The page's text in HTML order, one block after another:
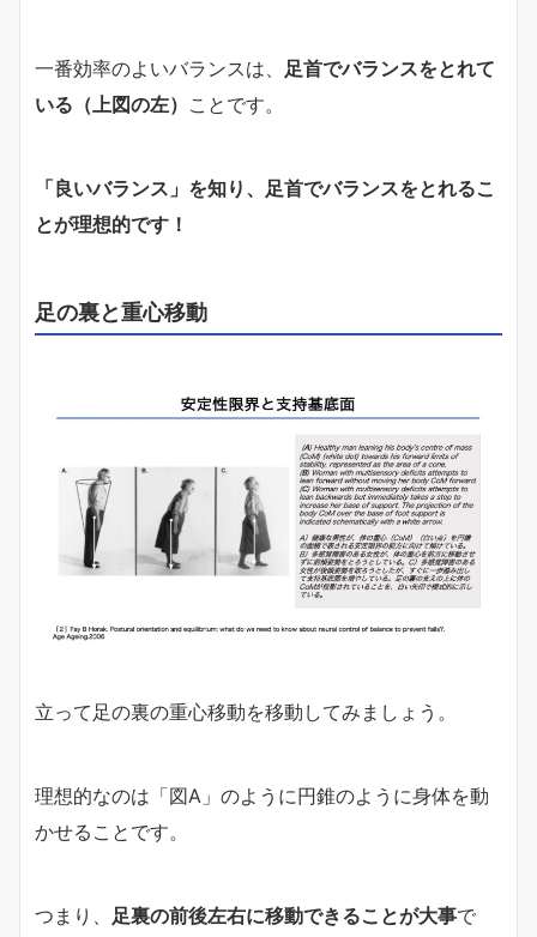
一番効率のよいバランスは、 足首でバランスをとれて
いる（上図の左） ことです。
「良いバランス」を知り、足首でバランスをとれるこ
とが理想的です！
足の裏と重心移動
立って足の裏の重心移動を移動してみましょう。
理想的なのは「図A」のように円錐のように身体を動
かせることです。
つまり、 足裏の前後左右に移動できることが大事で